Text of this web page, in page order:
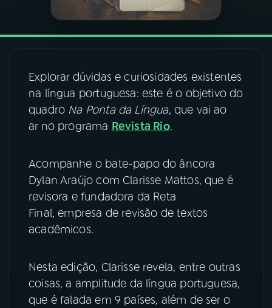
VIDEOCASTS
08 FESTIVAL DE MÚSICA
ACOMPANHE A RÁDIO NACIONAL
Instagram X
TikTok
Explorar dúvidas e curiosidades existentes
na língua portuguesa: este é o objetivo do
quadro Na Ponta da Língua, que vai ao
ar no programa Revista Rio.
Acompanhe o bate-papo do âncora
Dylan Araújo com Clarisse Mattos, que é
revisora e fundadora da Reta
Final, empresa de revisão de textos
acadêmicos.
Nesta edição, Clarisse revela, entre outras
coisas, a amplitude da língua portuguesa,
que é falada em 9 países, além de ser o